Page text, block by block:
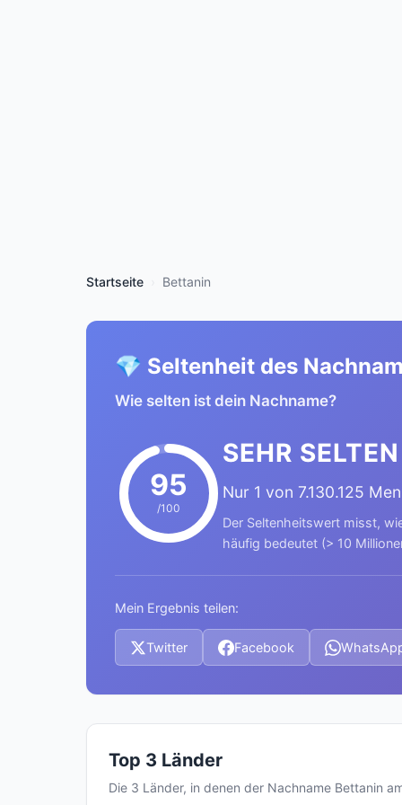
Startseite Bettanin
💎 Seltenheit des
Wie selten ist dein Nachname?
95
/100
SEHR SELTEN
Nur 1 von 7.130.125
Der Seltenheitswert misst,
häufig bedeutet (> 10
Mein Ergebnis teilen:
Twitter Facebook
Top 3 Länder
Die 3 Länder, in denen der Nachname Bettanin